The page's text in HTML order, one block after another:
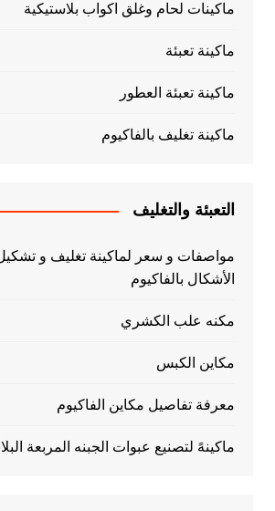
ماكينات لحام وغلق اكواب بلاستيكية
ماكينة تعبئة
ماكينة تعبئة العطور
ماكينة تغليف بالفاكيوم
التعبئة والتغليف
مواصفات و سعر لماكينة تغليف و
الأشكال بالفاكيوم
مكنه علب الكشري
مكاين الكبس
معرفة تفاصيل مكاين الفاكيوم
ماكينهً لتصنيع عبوات الجبنه المربعة